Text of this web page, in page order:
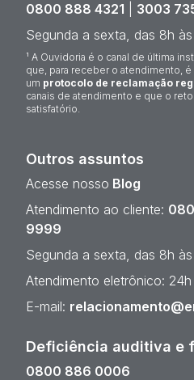
0800 888 4321
3003
Segunda a sexta, das 8h
¹ A Ouvidoria é o canal de última
que, para receber o atendimento,
um protocolo de reclamação
canais de atendimento e que o
satisfatório.
Outros assuntos
Acesse nosso Blog
Atendimento ao cliente:
9999
Segunda a sexta, das 8h às
Atendimento eletrônico: 24h
E-mail:
Deficiência auditiva e
0800 886 0006